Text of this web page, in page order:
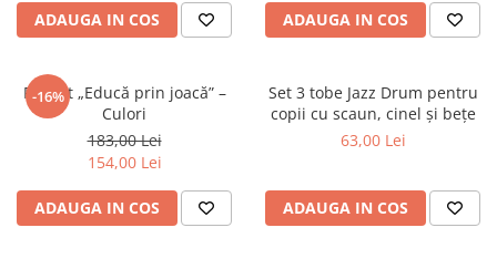
ADAUGA IN COS ADAUGA IN COS
-16%
Pachet „Educă prin joacă” –
Culori
183,00 Lei
154,00 Lei
ADAUGA IN COS
Set 3 tobe Jazz Drum pentru
copii cu scaun, cinel și bețe
63,00 Lei
ADAUGA IN COS